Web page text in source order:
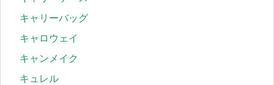
キャリーバッグ
キャロウェイ
キャンメイク
キュレル